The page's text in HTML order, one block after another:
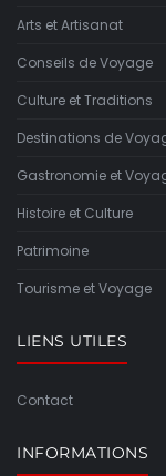
Arts et Artisanat
Conseils de Voyage
Culture et Traditions
Destinations de
Gastronomie et
Histoire et Culture
Patrimoine
Tourisme et Voyage
LIENS UTILES
Contact
INFORMATIONS